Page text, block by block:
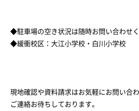
◆駐車場の空き状況は随時お問い合わせく
◆緩衝校区：大江小学校・白川小学校
現地確認や資料請求はお気軽にお問い合わ
ご連絡お待ちしております。